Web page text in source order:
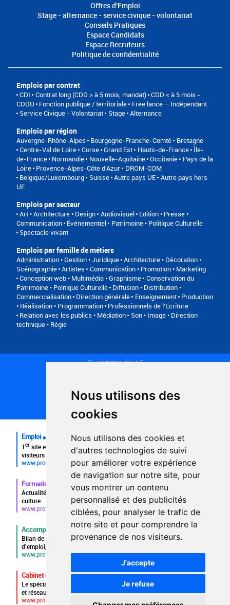
Nous utilisons des
cookies
Nous utilisons des cookies et
d'autres technologies de suivi
pour améliorer votre expérience
de navigation sur notre site, pour
vous montrer un contenu
personnalisé et des publicités
ciblées, pour analyser le trafic de
notre site et pour comprendre la
provenance de nos visiteurs.
J'accepte
Je refuse
Offres d'Emploi
Stage - alternance - service civique - volontariat
Conseils Pratiques
Espace Candidats
Espace Recruteurs
Politique de confidentialité
Emplois par contrat
CDI Contrat long (CDD > à 5 mois, mandat) CDD < à 5 mois -
CDDU
Fonction publique / territoriale
Free lance – Indépendant
Service Civique - Volontariat
Stage Alternance
Emplois par région
Auvergne-Rhône-Alpes Bourgogne-Franche-Comté
Bretagne
Centre-Val de Loire Corse Grand Est Hauts-de-France Île-
de-France Normandie Nouvelle-Aquitaine Occitanie
Pays de la
Loire Provence-Alpes-Côte d'Azur
DROM-COM
Belgique/Luxembourg
Suisse Autre pays UE Autre pays hors
UE
Emplois par secteur
Art • Architecture • Design Audiovisuel Edition • Presse •
Communication Événementiel
Patrimoine • Politique Culturelle
Spectacle vivant
Emplois par famille de métiers
Administration • Gestion • Juridique Architecture • Décoration •
Scénographie Artistes
Communication • Promotion • Marketing
Conception web • Multimédia • Graphisme Conservation du
Patrimoine • Politique Culturelle Diffusion • Distribution •
Commercialisation Direction générale Enseignement Production
• Réalisation • Programmation Professionnels de l’Ecriture
Relation avec les publics • Médiation
Son • Image • Direction
technique • Régie
Qui sommes-nous ?
Plan du site
FAQ recruteurs
FAQ
Emploi
1er site emploi du secteur culturel 784.000 visites et 230.000
visiteurs uniques par mois.
www.profilculture.com
Formation
Actualités, guide et annuaire des formations aux métiers de la
culture.
www.profilculture-formation.com
Accompagnement professionnel
Bilan de compétences, coaching, techniques de recherche
d'emploi, entretien conseil.
www.profilculture-competences.com
Cabinet de recrutement
Le spécialiste du secteur culturel, une cvthèque de 86.000 CV
et réseau unique de professionnels.
www.profilculture-conseil.com/cabinet-recrutement